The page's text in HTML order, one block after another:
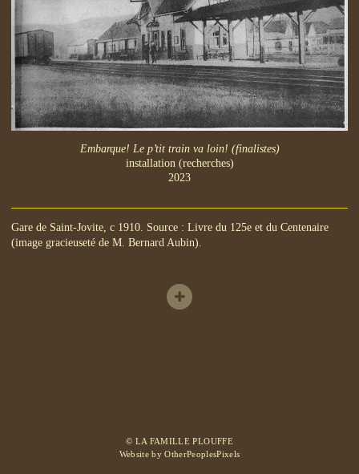
Embarque! Le p’tit train va loin! (finalistes)
installation (recherches)
2023
Gare de Saint-Jovite, c 1910. Source : Livre du 125e et du Centenaire
(image gracieuseté de M. Bernard Aubin).
© LA FAMILLE PLOUFFE
Website by OtherPeoplesPixels